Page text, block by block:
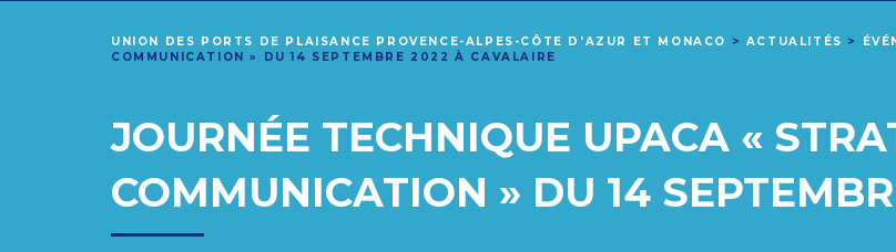
PORTS
UNION DES PORTS DE PLAISANCE PROVENCE-ALPES-CÔTE D'AZUR ET MONACO > ACTUALITÉS >
COMMUNICATION » DU 14 SEPTEMBRE 2022 À CAVALAIRE
JOURNÉE TECHNIQUE UPACA «
COMMUNICATION » DU 14